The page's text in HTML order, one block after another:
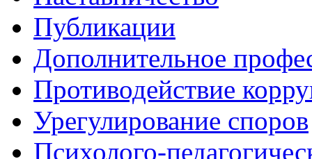
Публикации
Дополнительное
Противодействие
Урегулирование споров
Психолого-